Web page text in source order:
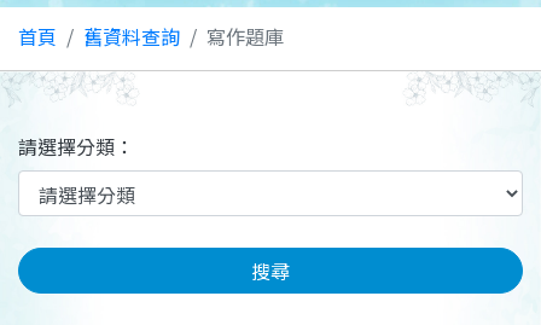
首頁 舊資料查詢 寫作題庫
請選擇分類：
搜尋